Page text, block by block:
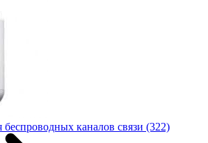
беспроводных каналов связи (322)